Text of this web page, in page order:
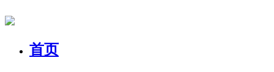
首页